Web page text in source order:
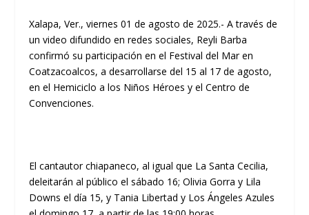
Xalapa, Ver., viernes 01 de agosto de 2025.- A través de
un video difundido en redes sociales, Reyli Barba
confirmó su participación en el Festival del Mar en
Coatzacoalcos, a desarrollarse del 15 al 17 de agosto,
en el Hemiciclo a los Niños Héroes y el Centro de
Convenciones.
El cantautor chiapaneco, al igual que La Santa Cecilia,
deleitarán al público el sábado 16; Olivia Gorra y Lila
Downs el día 15, y Tania Libertad y Los Ángeles Azules